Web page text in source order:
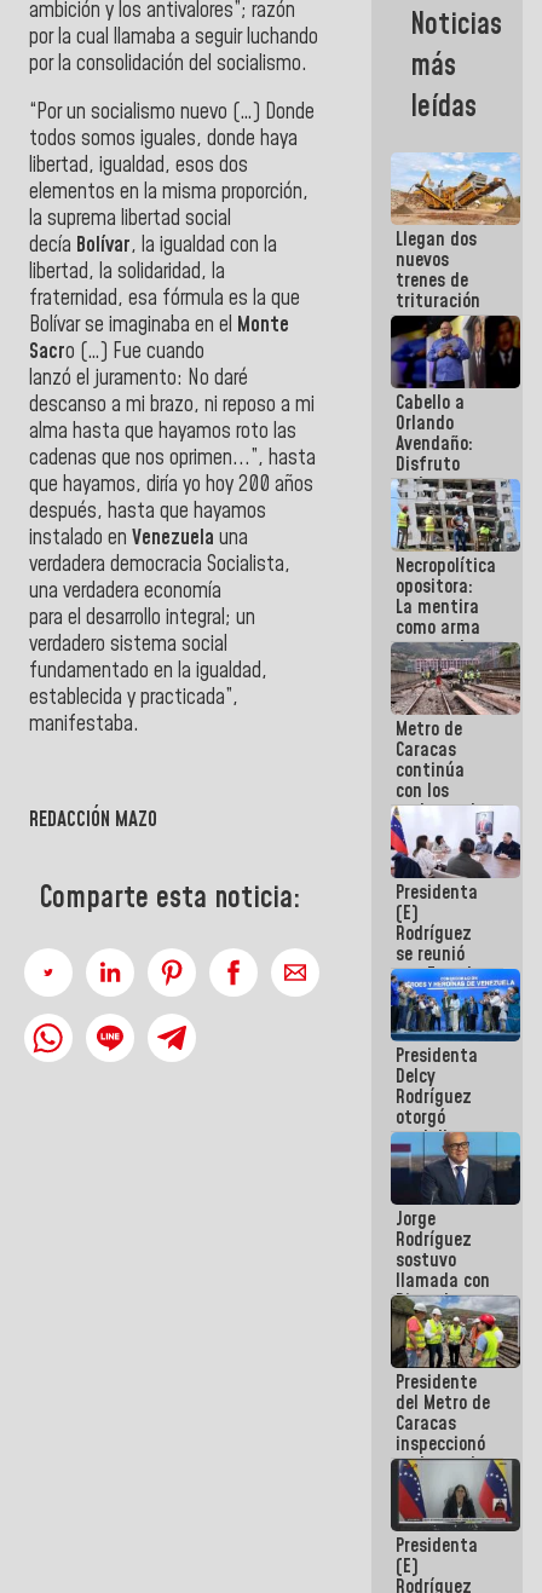
ambición ylos antivalores”; razón
por la cual llamaba a seguir luchando
por la consolidación del socialismo.
“Por un socialismo nuevo (…) Donde
todos somos iguales, donde haya
libertad, igualdad, esos dos
elementos en la misma proporción,
la suprema libertad social
decía Bolívar, la igualdad con la
libertad, la solidaridad, la
fraternidad, esa fórmula es la que
Bolívar se imaginaba en el Monte
Sacro (…) Fue cuando
lanzó el juramento: No daré
descanso a mi brazo, ni reposo a mi
alma hasta que hayamos roto las
cadenas que nos oprimen...”, hasta
que hayamos, diría yo hoy 200 años
después, hasta que hayamos
instalado en Venezuela una
verdadera democracia Socialista,
una verdadera economía
para el desarrollo integral; un
verdadero sistema social
fundamentado en la igualdad,
establecida ypracticada”,
manifestaba.
REDACCIÓN MAZO
Comparte esta noticia:
Machado se
estrellaron
de frente
contra el
Pueblo
Noticias
más
leídas
Llegan dos
nuevos
trenes de
trituración
para
optimizar
manejo de
escombros
en La Guaira
Cabello a
Orlando
Avendaño:
Disfruto
cada vez
que escribes
porque lo
que haces
es
embarrarla
Necropolítica
opositora:
La mentira
como arma
contra el
Pueblo
Metro de
Caracas
continúa
con los
trabajos de
mantenimiento
e inspección
en la Línea 2
Presidenta
(E)
Rodríguez
se reunió
con Estado
Mayor
Eléctrico
para
abordar
planes de
acción
Presidenta
Delcy
Rodríguez
otorgó
medalla
"Héroe de
Venezuela"
a servidores
públicos
Jorge
Rodríguez
sostuvo
llamada con
Dinorah
Figuera y
acuerdan
primer
encuentro
presencial
para el
diálogo
Presidente
del Metro de
Caracas
inspeccionó
trabajos de
rehabilitación
y
modernización
de la vía
férrea
Presidenta
(E)
Rodríguez